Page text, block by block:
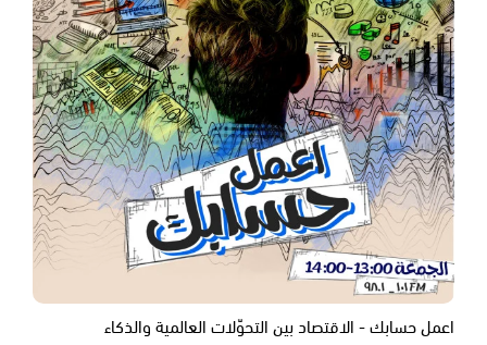
اعمل حسابك - الاقتصاد بين التحوّلات العالمية والذكاء